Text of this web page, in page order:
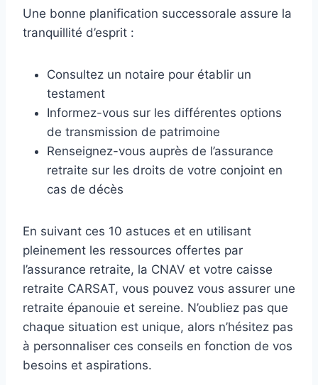
Une bonne planification successorale assure la
tranquillité d’esprit :
Consultez un notaire pour établir un
testament
Informez-vous sur les différentes options
de transmission de patrimoine
Renseignez-vous auprès de l’assurance
retraite sur les droits de votre conjoint en
cas de décès
En suivant ces 10 astuces et en utilisant
pleinement les ressources offertes par
l’assurance retraite, la CNAV et votre caisse
retraite CARSAT, vous pouvez vous assurer une
retraite épanouie et sereine. N’oubliez pas que
chaque situation est unique, alors n’hésitez pas
à personnaliser ces conseils en fonction de vos
besoins et aspirations.